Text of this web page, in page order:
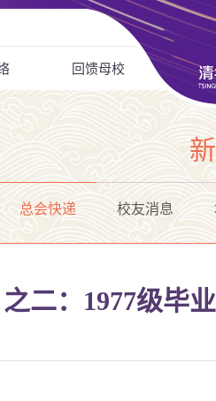
回馈母校
总会快递 校友消息
之二：1977级毕